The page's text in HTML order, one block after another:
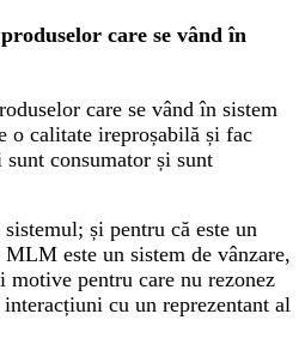
care se vând în
care se vând în sistem
o calitate ireproșabilă și fac
consumator și sunt
și pentru că este un
este un sistem de vânzare,
motive pentru care nu rezonez
cu un reprezentant al